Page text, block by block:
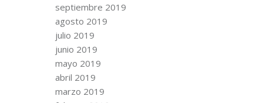
septiembre 2019
agosto 2019
julio 2019
junio 2019
mayo 2019
abril 2019
marzo 2019